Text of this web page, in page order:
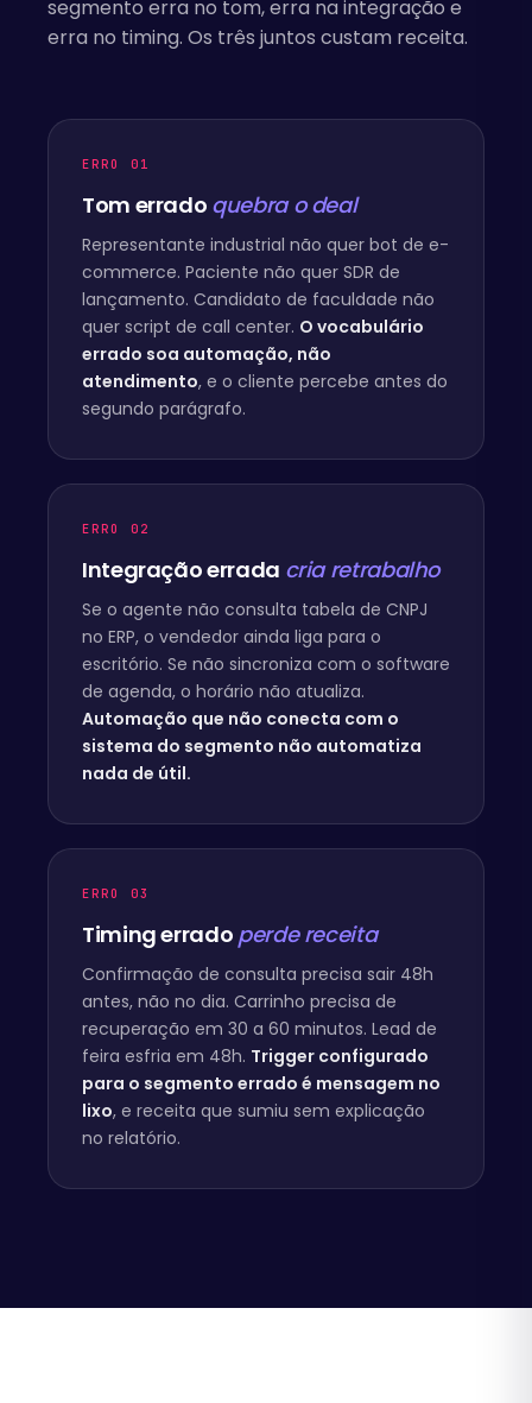
segmento erra no tom, erra na integração e
erra no timing. Os três juntos custam receita.
ERRO 01
Tom errado quebra o deal
Representante industrial não quer bot de e-
commerce. Paciente não quer SDR de
lançamento. Candidato de faculdade não
quer script de call center. O vocabulário
errado soa automação, não
atendimento, e o cliente percebe antes do
segundo parágrafo.
ERRO 02
Integração errada cria retrabalho
Se o agente não consulta tabela de CNPJ
no ERP, o vendedor ainda liga para o
escritório. Se não sincroniza com o software
de agenda, o horário não atualiza.
Automação que não conecta com o
sistema do segmento não automatiza
nada de útil.
ERRO 03
Timing errado perde receita
Confirmação de consulta precisa sair 48h
antes, não no dia. Carrinho precisa de
recuperação em 30 a 60 minutos. Lead de
feira esfria em 48h. Trigger configurado
para o segmento errado é mensagem no
lixo, e receita que sumiu sem explicação
no relatório.